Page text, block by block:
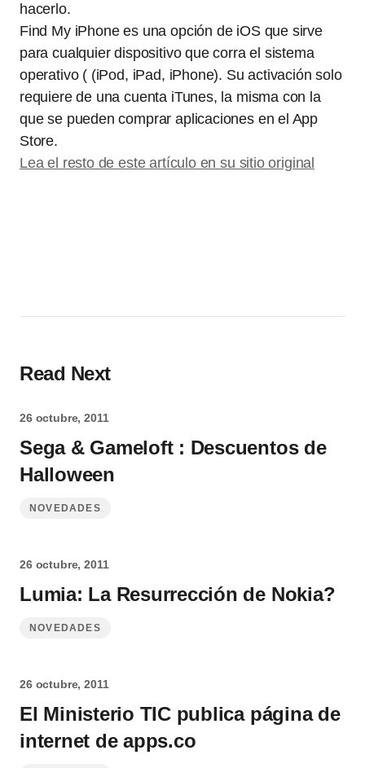
hacerlo.
Find My iPhone es una opción de iOS que sirve
para cualquier dispositivo que corra el sistema
operativo ( (iPod, iPad, iPhone). Su activación solo
requiere de una cuenta iTunes, la misma con la
que se pueden comprar aplicaciones en el App
Store.
Lea el resto de este artículo en su sitio original
Read Next
26 octubre, 2011
Sega & Gameloft : Descuentos de
Halloween
NOVEDADES
26 octubre, 2011
Lumia: La Resurrección de Nokia?
NOVEDADES
26 octubre, 2011
El Ministerio TIC publica página de
internet de apps.co